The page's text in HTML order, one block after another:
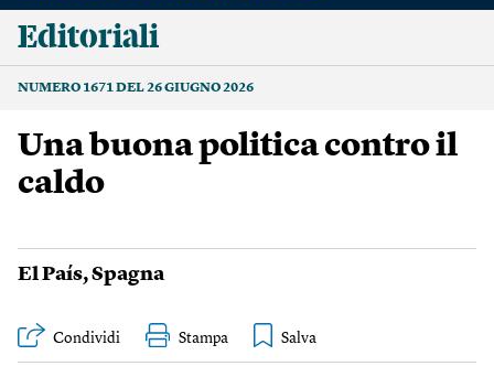
Editoriali
NUMERO 1671 DEL 26 GIUGNO 2026
Una buona politica contro il
caldo
El País,Spagna
Condividi Stampa